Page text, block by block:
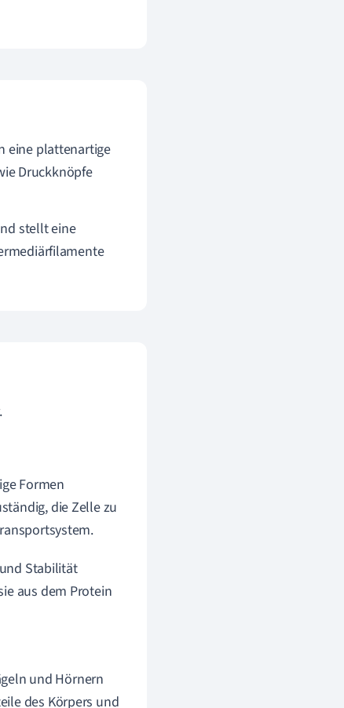
eine plattenartige
Druckknöpfe
stellt eine
Formen
die Zelle zu
Stabilität
aus dem Protein
und Hörnern
des Körpers und